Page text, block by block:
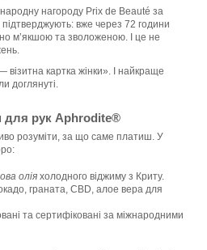
нагороду Prix de Beauté за
вже через 72 години
м’якшою та зволоженою. І це не
картка жінки». І найкраще
доглянуті.
для рук Aphrodite®
розуміти, за що саме платиш. У
олія холодного віджиму з Криту.
граната, CBD, алое вера для
та сертифіковані за міжнародними